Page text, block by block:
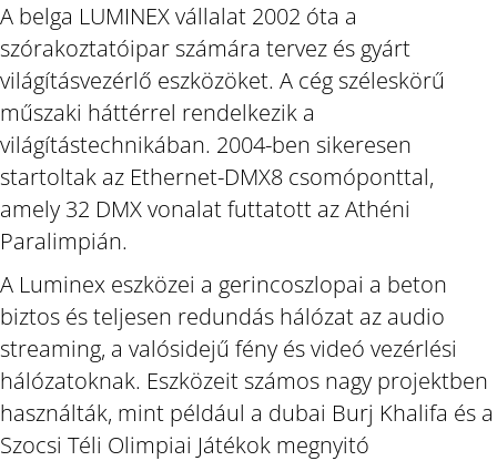
A belga LUMINEX vállalat 2002 óta a
szórakoztatóipar számára tervez és gyárt
világításvezérlő eszközöket. A cég széleskörű
műszaki háttérrel rendelkezik a
világítástechnikában. 2004-ben sikeresen
startoltak az Ethernet-DMX8 csomóponttal,
amely 32 DMX vonalat futtatott az Athéni
Paralimpián.
A Luminex eszközei a gerincoszlopai a beton
biztos és teljesen redundás hálózat az audio
streaming, a valósidejű fény és videó vezérlési
hálózatoknak. Eszközeit számos nagy projektben
használták, mint például a dubai Burj Khalifa és a
Szocsi Téli Olimpiai Játékok megnyitó